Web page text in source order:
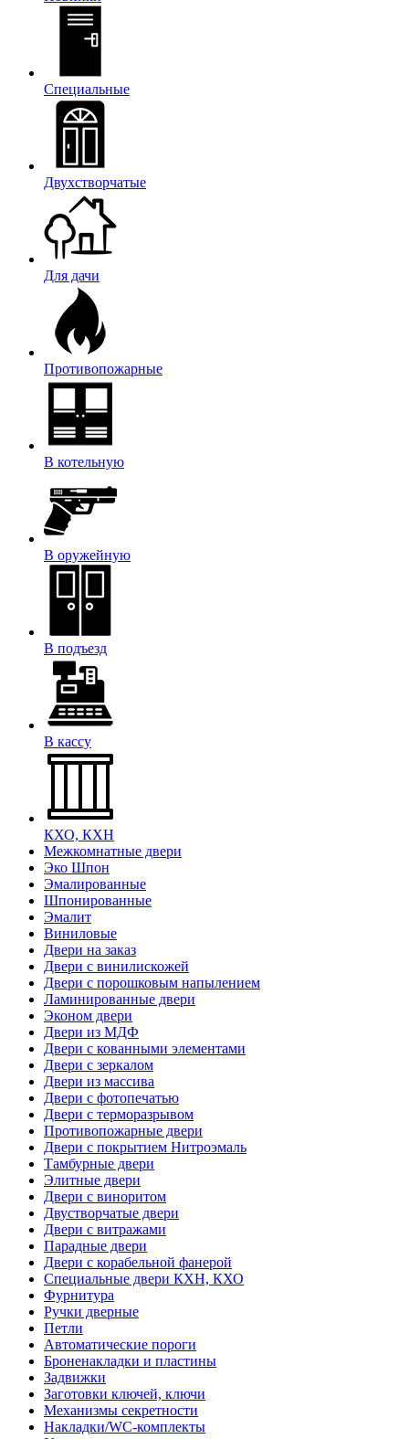
Специальные
Двухстворчатые
Для дачи
Противопожарные
В котельную
В оружейную
В подъезд
В кассу
КХО, КХН
Межкомнатные двери
Эко Шпон
Эмалированные
Шпонированные
Эмалит
Виниловые
Двери на заказ
Двери с винилискожей
Двери с порошковым напылением
Ламинированные двери
Эконом двери
Двери из МДФ
Двери с кованными элементами
Двери с зеркалом
Двери из массива
Двери с фотопечатью
Двери с терморазрывом
Противопожарные двери
Двери с покрытием Нитроэмаль
Тамбурные двери
Элитные двери
Двери с виноритом
Двустворчатые двери
Двери с витражами
Парадные двери
Двери с корабельной фанерой
Специальные двери КХН, КХО
Фурнитура
Ручки дверные
Петли
Автоматические пороги
Броненакладки и пластины
Задвижки
Заготовки ключей, ключи
Механизмы секретности
Накладки/WC-комплекты